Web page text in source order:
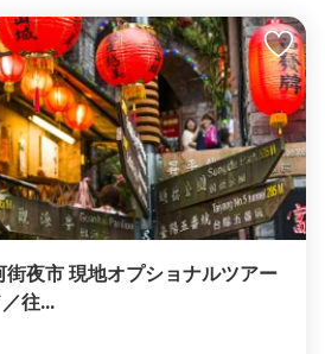
夜市 現地オプショナルツアー
往...